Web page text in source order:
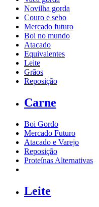
Novilha gorda
Couro e sebo
Mercado futuro
Boi no mundo
Atacado
Equivalentes
Leite
Grãos
Reposição
Carne
Boi Gordo
Mercado Futuro
Atacado e Varejo
Reposição
Proteínas Alternativas
Leite